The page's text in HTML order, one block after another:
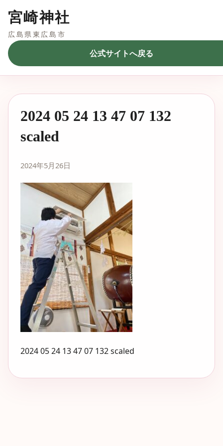
宮崎神社
広島県東広島市
公式サイトへ戻る
2024 05 24 13 47 07 132
scaled
2024年5月26日
2024 05 24 13 47 07 132 scaled